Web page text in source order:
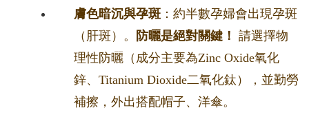
膚色暗沉與孕斑 ：約半數孕婦會出現孕斑
（肝斑）。
防曬是絕對關鍵！ 請選擇物
理性防曬（成分主要為Zinc Oxide氧化
鋅、Titanium Dioxide二氧化鈦），並勤勞
補擦，外出搭配帽子、洋傘。